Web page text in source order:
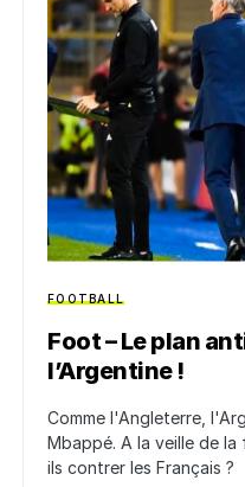
FOOTBALL
Foot – Le plan
l’Argentine !
Comme l'Angleterre,
Mbappé. A la veille de
ils contrer les Français ?